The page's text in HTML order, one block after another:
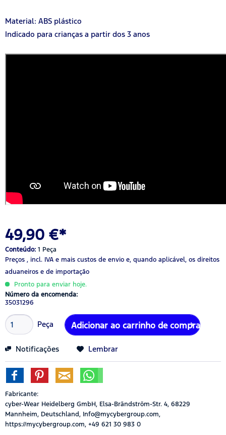
Material: ABS plástico
Indicado para crianças a partir dos 3 anos
49,90 €*
Conteúdo: 1 Peça
Preços , incl. IVA e mais custos de envio e, quando aplicável, os direitos
aduaneiros e de importação
Pronto para enviar hoje.
Número da encomenda:
35031296
Peça Adicionar ao carrinho de compras
Notificações Lembrar
Fabricante:
cyber-Wear Heidelberg GmbH, Elsa-Brändström-Str. 4, 68229
Mannheim, Deutschland, Info@mycybergroup.com,
https://mycybergroup.com, +49 621 30 983 0